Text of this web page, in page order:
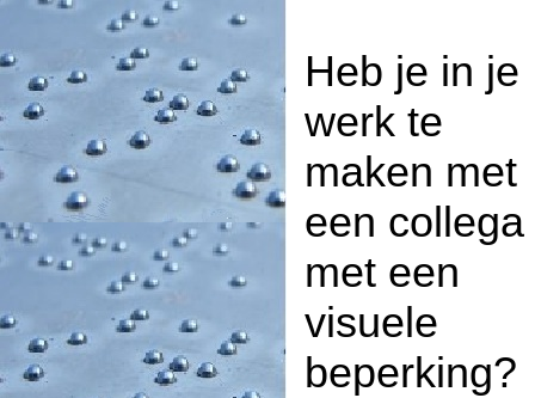
Heb je in je
werk te
maken met
een collega
met een
visuele
beperking?